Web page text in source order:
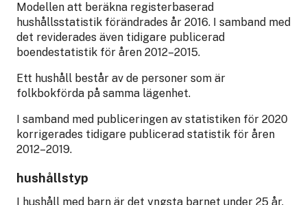
Modellen att beräkna registerbaserad
hushållsstatistik förändrades år 2016. I samband med
det reviderades även tidigare publicerad
boendestatistik för åren 2012–2015.
Ett hushåll består av de personer som är
folkbokförda på samma lägenhet.
I samband med publiceringen av statistiken för 2020
korrigerades tidigare publicerad statistik för åren
2012–2019.
hushållstyp
I hushåll med barn är det yngsta barnet under 25 år.